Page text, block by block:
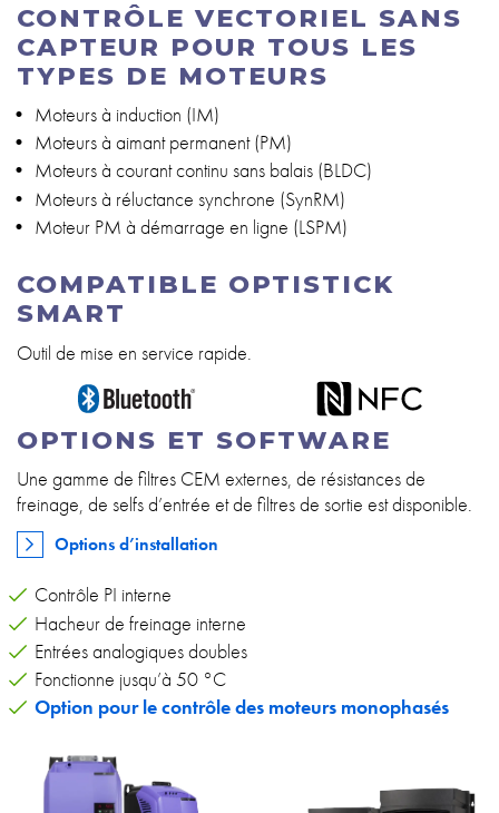
CONTRÔLE VECTORIEL SANS
CAPTEUR POUR TOUS LES
TYPES DE MOTEURS
Moteurs à induction (IM)
Moteurs à aimant permanent (PM)
Moteurs à courant continu sans balais (BLDC)
Moteurs à réluctance synchrone (SynRM)
Moteur PM à démarrage en ligne (LSPM)
COMPATIBLE OPTISTICK
SMART
Outil de mise en service rapide.
OPTIONS ET SOFTWARE
Une gamme de filtres CEM externes, de résistances de
freinage, de selfs d’entrée et de filtres de sortie est disponible.
Options d’installation
Contrôle PI interne
Hacheur de freinage interne
Entrées analogiques doubles
Fonctionne jusqu’à 50 °C
Option pour le contrôle des moteurs monophasés